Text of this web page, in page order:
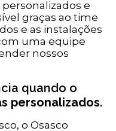
e
graças ao time
e as instalações
uma equipe
nossos
quando o
personalizados.
o Osasco